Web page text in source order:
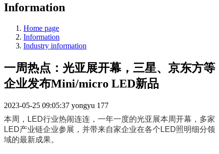
Information
Home page
Information
Industry information
一周热点：光亚展开幕，三星、京东方等
企业发布Mini/micro LED新品
2023-05-25 09:05:37 yongyu 177
本周，LED行业热闹连连，一年一度的光亚展本周开幕，多家
LED产业链企业参展，并带来自家企业在各个LED照明细分领
域的最新成果。